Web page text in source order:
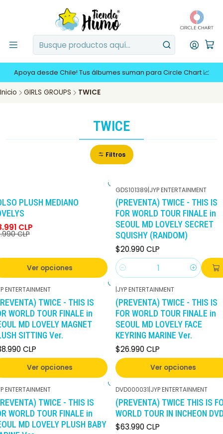
Apoya desde Chile! Tus álbumes suman para Circle Chart 📈
Inicio GIRLS GROUPS TWICE
TWICE
Filtros
PLUSH MEDIANO
CLP
CLP
Ver opciones
GDS101389|JYP ENTERTAINMENT
(PREVENTA) TWICE - THIS IS
FOR WORLD TOUR FINALE in
SEOUL MD LOVELY SECRET
SQUISHY (RANDOM)
$20.990 CLP
Cantidad
ENTERTAINMENT
TWICE - THIS IS
WORLD TOUR FINALE in
MD LOVELY MAGNET
SITTING Ver.
CLP
Ver opciones
|JYP ENTERTAINMENT
(PREVENTA) TWICE - THIS IS
FOR WORLD TOUR FINALE in
SEOUL MD LOVELY FACE
KEYRING MARINE Ver.
$26.990 CLP
Ver opciones
ENTERTAINMENT
TWICE - THIS IS
WORLD TOUR FINALE in
MD LOVELY PLUSH BABY
DVD000031|JYP ENTERTAINMENT
(PREVENTA) TWICE THIS IS
WORLD TOUR IN INCHEON
$63.990 CLP